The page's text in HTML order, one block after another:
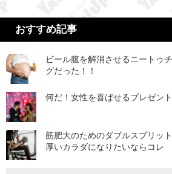
おすすめ記事
ビール腹を解消させるニートゥ
グだった！！
何だ！女性を喜ばせるプレゼン
筋肥大のためのダブルスプリッ
厚いカラダになりたいならコレ